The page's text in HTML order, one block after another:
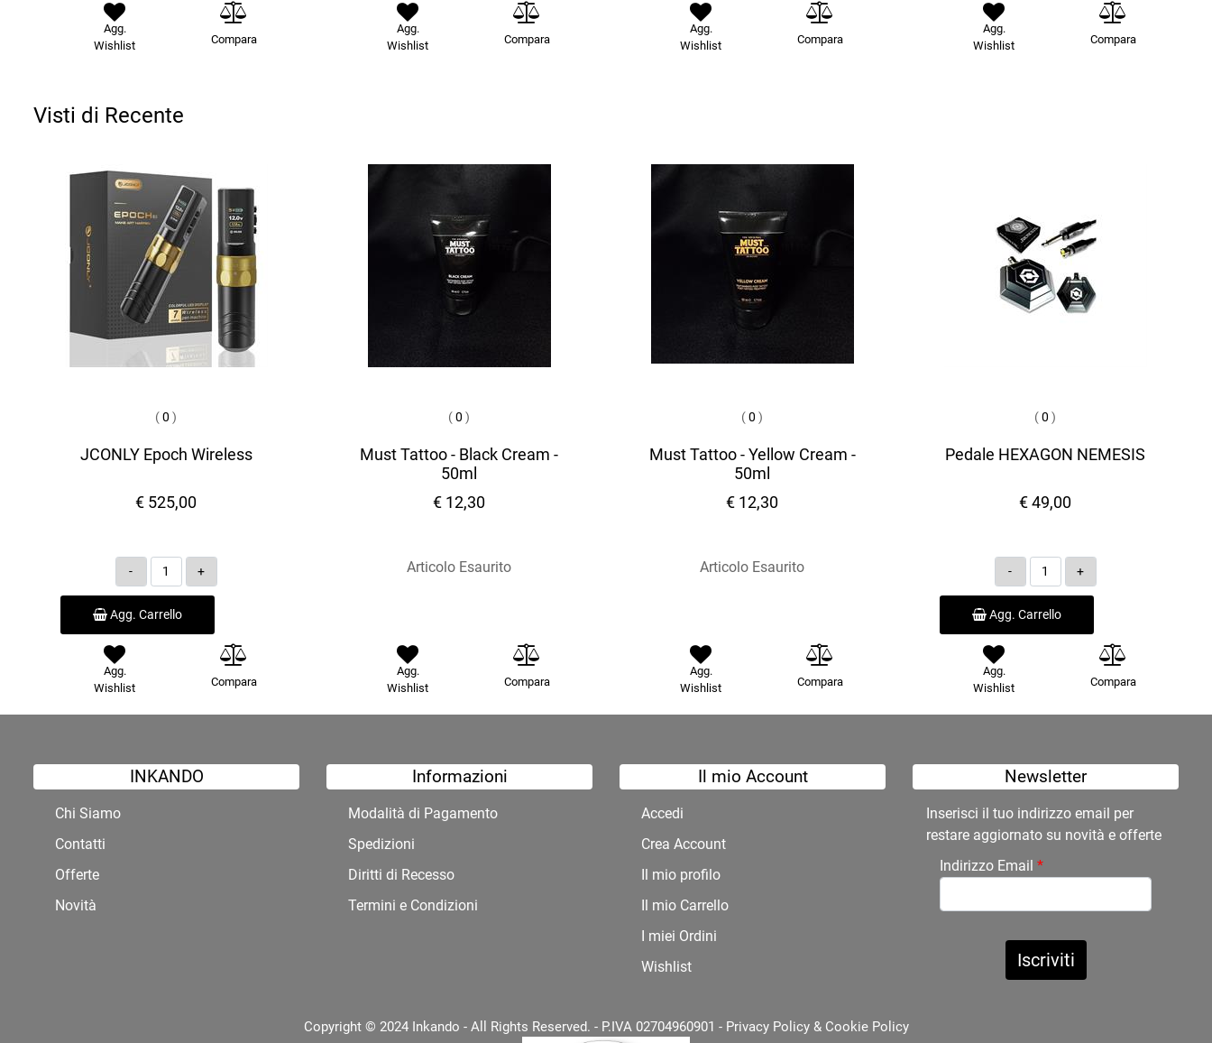
Agg.
Wishlist
Compara
Agg.
Wishlist
Compara
Agg.
Wishlist
Compara
Agg.
Wishlist
Compara
Visti di Recente
(0 )
JCONLY Epoch Wireless
€ 525,00
Quantità
Agg. Carrello
Agg.
Wishlist
Compara
(0 )
Must Tattoo - Black Cream -
50ml
€ 12,30
Articolo Esaurito
Agg.
Wishlist
Compara
(0 )
Must Tattoo - Yellow Cream -
50ml
€ 12,30
Articolo Esaurito
Agg.
Wishlist
Compara
(0 )
Pedale HEXAGON NEMESIS
€ 49,00
Quantità
Agg. Carrello
Agg.
Wishlist
Compara
INKANDO
Chi Siamo
Contatti
Offerte
Novità
Informazioni
Modalità di Pagamento
Spedizioni
Diritti di Recesso
Termini e Condizioni
Il mio Account
Accedi
Crea Account
Il mio profilo
Il mio Carrello
I miei Ordini
Wishlist
Newsletter
Inserisci il tuo indirizzo email per
restare aggiornato su novità e offerte
Indirizzo Email *
Copyright © 2024 Inkando - All Rights Reserved. - P.IVA 02704960901 - Privacy Policy& Cookie Policy